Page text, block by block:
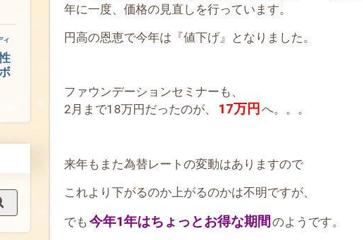
年に一度、価格の見直しを行っています。
円高の恩恵で今年は『値下げ』となりました。
ファウンデーションセミナーも、
2月まで18万円だったのが、
17万円 へ。。。
来年もまた為替レートの変動はありますので
これより下がるのか上がるのかは不明ですが、
でも 今年1年はちょっとお得な期間 のようです。